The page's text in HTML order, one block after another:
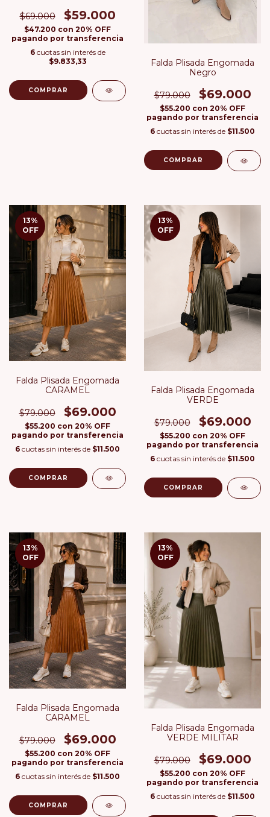
$69.000 $59.000
$47.200 con 20% OFF
pagando por transferencia
6 cuotas sin interés de
$9.833,33
COMPRAR
Falda Plisada Engomada
Negro
$79.000 $69.000
$55.200 con 20% OFF
pagando por transferencia
6 cuotas sin interés de $11.500
COMPRAR
13%
OFF
Falda Plisada Engomada
CARAMEL
$79.000 $69.000
$55.200 con 20% OFF
pagando por transferencia
6 cuotas sin interés de $11.500
COMPRAR
13%
OFF
Falda Plisada Engomada
VERDE
$79.000 $69.000
$55.200 con 20% OFF
pagando por transferencia
6 cuotas sin interés de $11.500
COMPRAR
13%
OFF
Falda Plisada Engomada
CARAMEL
$79.000 $69.000
$55.200 con 20% OFF
pagando por transferencia
6 cuotas sin interés de $11.500
COMPRAR
13%
OFF
Falda Plisada Engomada
VERDE MILITAR
$79.000 $69.000
$55.200 con 20% OFF
pagando por transferencia
6 cuotas sin interés de $11.500